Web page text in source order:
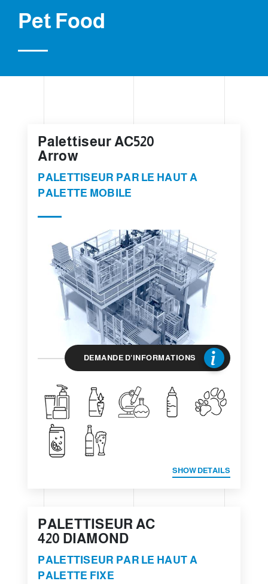
Pet Food
Palettiseur AC520
Arrow
PALETTISEUR PAR LE HAUT A
PALETTE MOBILE
DEMANDE D'INFORMATIONS
SHOW DETAILS
PALETTISEUR AC
420 DIAMOND
PALETTISEUR PAR LE HAUT A
PALETTE FIXE